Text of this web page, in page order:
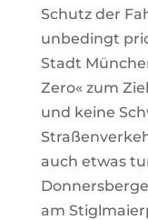
Schutz der
unbedingt
Stadt
Zero« zum
und keine
auch etwas
am